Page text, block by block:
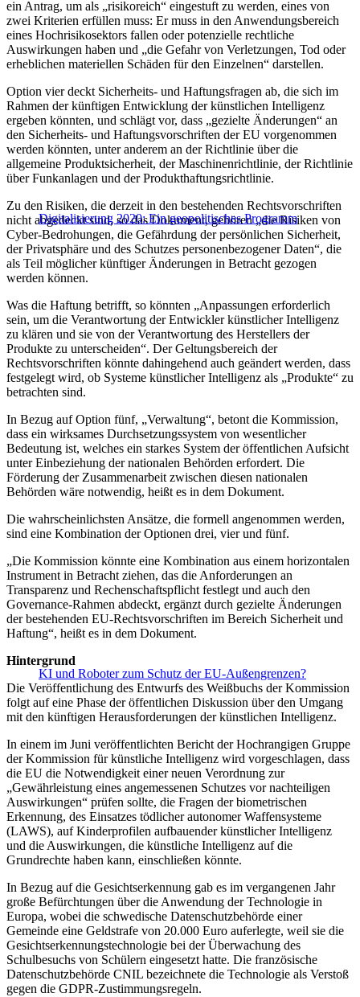
ein Antrag, um als „risikoreich“ eingestuft zu werden, eines von
zwei Kriterien erfüllen muss: Er muss in den Anwendungsbereich
eines Hochrisikosektors fallen oder potenzielle rechtliche
Auswirkungen haben und „die Gefahr von Verletzungen, Tod oder
erheblichen materiellen Schäden für den Einzelnen“ darstellen.
Option vier deckt Sicherheits- und Haftungsfragen ab, die sich im
Rahmen der künftigen Entwicklung der künstlichen Intelligenz
ergeben könnten, und schlägt vor, dass „gezielte Änderungen“ an
den Sicherheits- und Haftungsvorschriften der EU vorgenommen
werden könnten, unter anderem an der Richtlinie über die
allgemeine Produktsicherheit, der Maschinenrichtlinie, der Richtlinie
über Funkanlagen und der Produkthaftungsrichtlinie.
Digitalisierung 2020: Ein geopolitisches Programm
Zu den Risiken, die derzeit in den bestehenden Rechtsvorschriften
nicht abgedeckt sind, so das Dokument, gehören „die Risiken von
Cyber-Bedrohungen, die Gefährdung der persönlichen Sicherheit,
der Privatsphäre und des Schutzes personenbezogener Daten“, die
als Teil möglicher künftiger Änderungen in Betracht gezogen
werden können.
Was die Haftung betrifft, so könnten „Anpassungen erforderlich
sein, um die Verantwortung der Entwickler künstlicher Intelligenz
zu klären und sie von der Verantwortung des Herstellers der
Produkte zu unterscheiden“. Der Geltungsbereich der
Rechtsvorschriften könnte dahingehend auch geändert werden, dass
festgelegt wird, ob Systeme künstlicher Intelligenz als „Produkte“ zu
betrachten sind.
In Bezug auf Option fünf, „Verwaltung“, betont die Kommission,
dass ein wirksames Durchsetzungssystem von wesentlicher
Bedeutung ist, welches ein starkes System der öffentlichen Aufsicht
unter Einbeziehung der nationalen Behörden erfordert. Die
Förderung der Zusammenarbeit zwischen diesen nationalen
Behörden wäre notwendig, heißt es in dem Dokument.
Die wahrscheinlichsten Ansätze, die formell angenommen werden,
sind eine Kombination der Optionen drei, vier und fünf.
„Die Kommission könnte eine Kombination aus einem horizontalen
Instrument in Betracht ziehen, das die Anforderungen an
Transparenz und Rechenschaftspflicht festlegt und auch den
Governance-Rahmen abdeckt, ergänzt durch gezielte Änderungen
der bestehenden EU-Rechtsvorschriften im Bereich Sicherheit und
Haftung“, heißt es in dem Dokument.
KI und Roboter zum Schutz der EU-Außengrenzen?
Hintergrund
Die Veröffentlichung des Entwurfs des Weißbuchs der Kommission
folgt auf eine Phase der öffentlichen Diskussion über den Umgang
mit den künftigen Herausforderungen der künstlichen Intelligenz.
In einem im Juni veröffentlichten Bericht der Hochrangigen Gruppe
der Kommission für künstliche Intelligenz wird vorgeschlagen, dass
die EU die Notwendigkeit einer neuen Verordnung zur
„Gewährleistung eines angemessenen Schutzes vor nachteiligen
Auswirkungen“ prüfen sollte, die Fragen der biometrischen
Erkennung, des Einsatzes tödlicher autonomer Waffensysteme
(LAWS), auf Kinderprofilen aufbauender künstlicher Intelligenz
und die Auswirkungen, die künstliche Intelligenz auf die
Grundrechte haben kann, einschließen könnte.
In Bezug auf die Gesichtserkennung gab es im vergangenen Jahr
große Befürchtungen über die Anwendung der Technologie in
Europa, wobei die schwedische Datenschutzbehörde einer
Gemeinde eine Geldstrafe von 20.000 Euro auferlegte, weil sie die
Gesichtserkennungstechnologie bei der Überwachung des
Schulbesuchs von Schülern eingesetzt hatte. Die französische
Datenschutzbehörde CNIL bezeichnete die Technologie als Verstoß
gegen die GDPR-Zustimmungsregeln.